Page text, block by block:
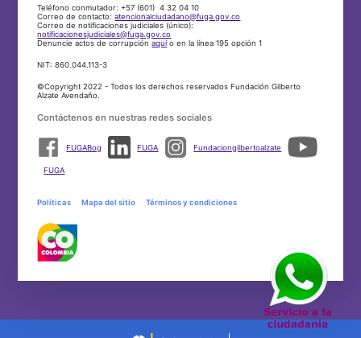
Teléfono conmutador: +57 (601) 4 32 04 10
Correo de contacto:atencionalciudadano@fuga.gov.co
Correo de notificaciones judiciales (único):
notificacionesjudiciales@fuga.gov.co
Denuncie actos de corrupciónaquío en la línea 195 opción 1
NIT: 860.044.113-3
©Copyright 2022 - Todos los derechos reservados Fundación Gilberto
Alzate Avendaño.
Contáctenos en nuestras redes sociales
FUGABog FUGA Fundaciongilbertoalzate
FUGA
Políticas Mapa del sitio Términos y condiciones